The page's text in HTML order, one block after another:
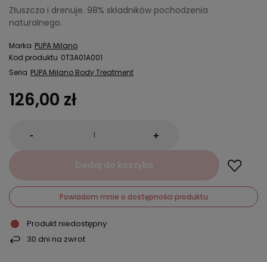
Złuszcza i drenuje. 98% składników pochodzenia
naturalnego.
Marka PUPA Milano
Kod produktu 0T3A01A001
Seria PUPA Milano Body Treatment
126,00 zł
- +
Dodaj do koszyka
Powiadom mnie o dostępności produktu
Produkt niedostępny
30 dni na zwrot